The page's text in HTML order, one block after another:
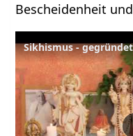
Bescheidenheit und